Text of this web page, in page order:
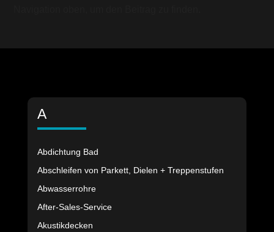
A
Abdichtung Bad
Abschleifen von Parkett, Dielen + Treppenstufen
Abwasserrohre
After-Sales-Service
Akustikdecken